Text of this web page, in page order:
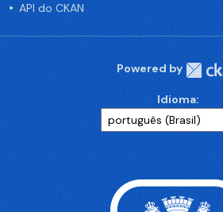
API do CKAN
Powered by
Idioma